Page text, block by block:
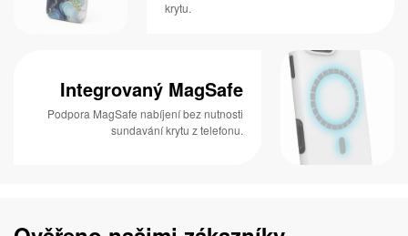
krytu.
Integrovaný MagSafe
Podpora MagSafe nabíjení bez nutnosti
sundavání krytu z telefonu.